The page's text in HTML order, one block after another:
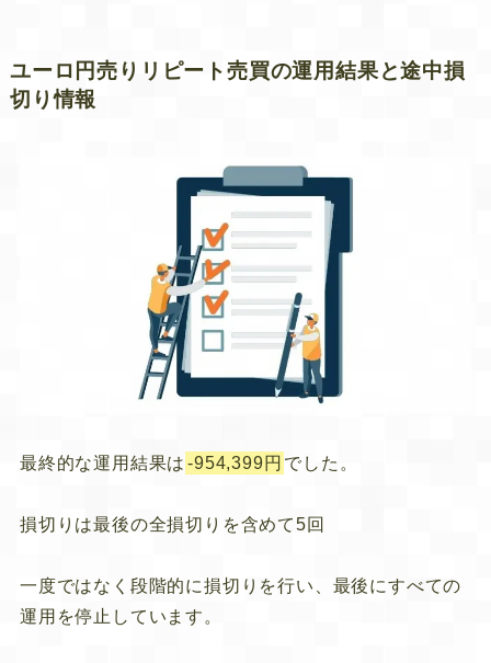
ユーロ円売りリピート売買の運用結果と途中損
切り情報
最終的な運用結果は -954,399円 でした。
損切りは最後の全損切りを含めて5回
一度ではなく段階的に損切りを行い、最後にすべての
運用を停止しています。